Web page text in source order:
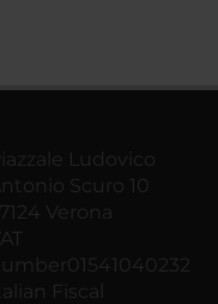
Ludovico
Scuro 10
Verona
Fiscal